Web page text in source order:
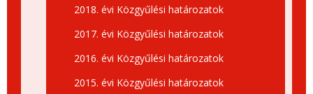
2018. évi Közgyűlési határozatok
2017. évi Közgyűlési határozatok
2016. évi Közgyűlési határozatok
2015. évi Közgyűlési határozatok